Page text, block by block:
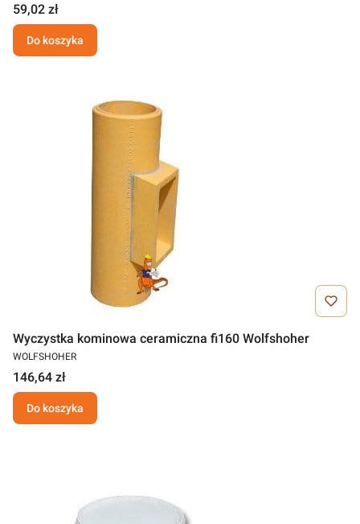
59,02 zł
Do koszyka
Wyczystka kominowa ceramiczna fi160 Wolfshoher
WOLFSHOHER
146,64 zł
Do koszyka